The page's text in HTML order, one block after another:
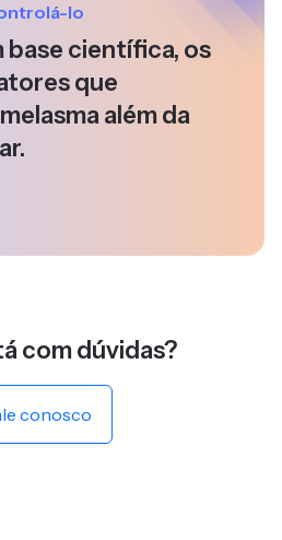
lo
base científica, os
que
além da
com dúvidas?
conosco